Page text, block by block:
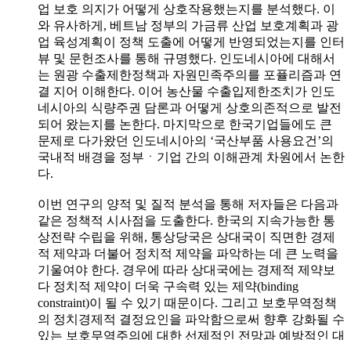
업 보호 의지가 어떻게 상호작용했는지를 분석했다. 이
와 유사하게, 베트남 정부의 가금류 산업 보호계획과 광
업 육성계획이 정책 도출에 어떻게 반영되었는지를 인터
뷰 및 문헌조사를 통해 규명했다. 인도네시아에 대해서
는 원광 수출제한정책과 자원민족주의를 포퓰리즘과 연
결 지어 이해한다. 이어 농산물 수출입제한조치가 인도
네시아의 식량주권 담론과 어떻게 상호의존적으로 발전
되어 왔는지를 논한다. 마지막으로 한국기업들에도 큰
문제로 다가왔던 인도네시아의 ‘국산부품 사용요건’의
국내적 배경을 정부ㆍ기업 간의 이해관계 차원에서 논한
다.
이번 연구의 양적 및 질적 분석을 통해 저자들은 다음과
같은 정책적 시사점을 도출한다. 한국의 지속가능한 통
상전략 수립을 위해, 통상당국은 상대국이 직면한 경제
적 제약과 더불어 정치적 제약을 파악하는 데 큰 노력을
기울여야 한다. 경우에 따라 상대국에는 경제적 제약보
다 정치적 제약이 더욱 구속력 있는 제약(binding
constraint)이 될 수 있기 때문이다. 그리고 보호무역정책
의 정치경제적 결정요인을 파악함으로써 향후 강화될 수
있는 보호무역주의에 대한 선제적인 전망과 예방적인 대